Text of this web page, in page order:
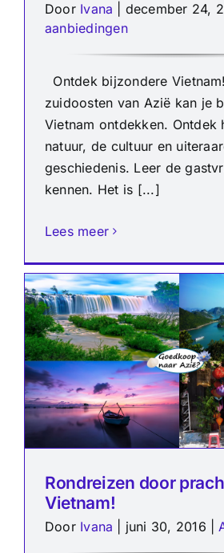
Door Ivana december 24,
aanbiedingen
Ontdek bijzondere
zuidoosten van Azië kan je
Vietnam ontdekken. Ontdek
natuur, de cultuur en
geschiedenis. Leer de
kennen. Het is [...]
Lees meer
Rondreizen door
Vietnam!
Door Ivana juni 30, 2016